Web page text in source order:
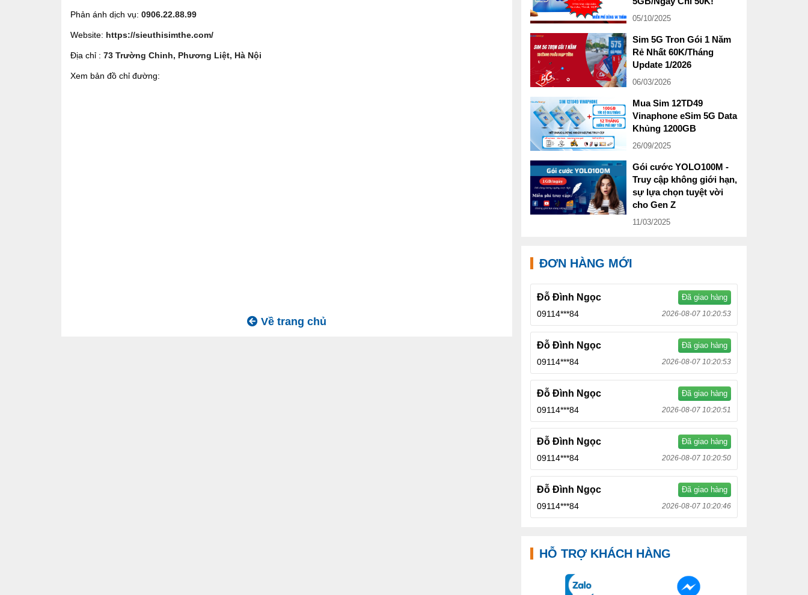
Phản ánh dịch vụ: 0906.22.88.99
Website: https://sieuthisimthe.com/
Địa chỉ : 73 Trường Chinh, Phương Liệt, Hà Nội
Xem bản đồ chỉ đường:
Về trang chủ
05/10/2025
Sim 5G Tron Gói 1 Năm
Rẻ Nhất 60K/Tháng
Update 1/2026
06/03/2026
Mua Sim 12TD49
Vinaphone eSim 5G Data
Khủng 1200GB
26/09/2025
Gói cước YOLO100M -
Truy cập không giới hạn,
sự lựa chọn tuyệt vời
cho Gen Z
11/03/2025
ĐƠN HÀNG MỚI
Đỗ Đình Ngọc Đã giao hàng
09114***84 2026-08-07 10:20:53
Đỗ Đình Ngọc Đã giao hàng
09114***84 2026-08-07 10:20:53
Đỗ Đình Ngọc Đã giao hàng
09114***84 2026-08-07 10:20:51
Đỗ Đình Ngọc Đã giao hàng
09114***84 2026-08-07 10:20:50
Đỗ Đình Ngọc Đã giao hàng
09114***84 2026-08-07 10:20:46
HỖ TRỢ KHÁCH HÀNG